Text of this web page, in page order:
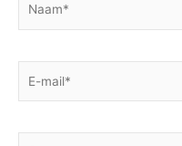
mail*